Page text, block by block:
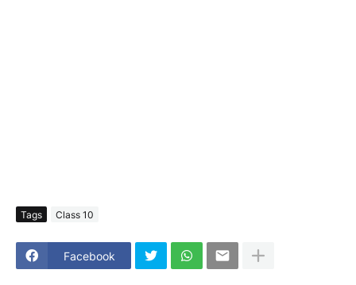
Tags Class 10
Facebook